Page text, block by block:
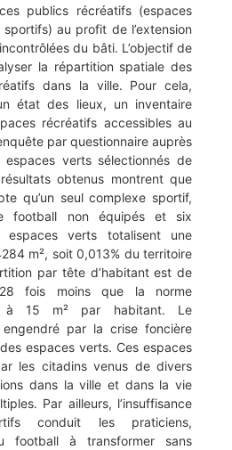
publics récréatifs (espaces
au profit de l’extension
du bâti. L’objectif de
la répartition spatiale des
dans la ville. Pour cela,
état des lieux, un inventaire
récréatifs accessibles au
par questionnaire auprès
verts sélectionnés de
obtenus montrent que
qu’un seul complexe sportif,
football non équipés et six
espaces verts totalisent une
m², soit 0,013% du territoire
par tête d’habitant est de
fois moins que la norme
à 15 m² par habitant. Le
engendré par la crise foncière
espaces verts. Ces espaces
les citadins venus de divers
dans la ville et dans la vie
Par ailleurs, l’insuffisance
conduit les praticiens,
football à transformer sans